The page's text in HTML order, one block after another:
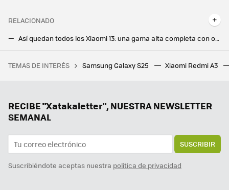
RELACIONADO
Xiaomi 13T y Xiaomi 13T Pro: una prueba más del binomio Xiaomi+Leica con novedades inéditas en una gama 'T'
Un joven de 19 años hackeó el iPhone, fue contratado por Apple y terminó despedido por no contestar a un correo
TEMAS DE INTERÉS Samsung Galaxy S25 Xiaomi Redmi A3
RECIBE "Xatakaletter", NUESTRA NEWSLETTER
SEMANAL
SUSCRIBIR
Suscribiéndote aceptas nuestra política de privacidad